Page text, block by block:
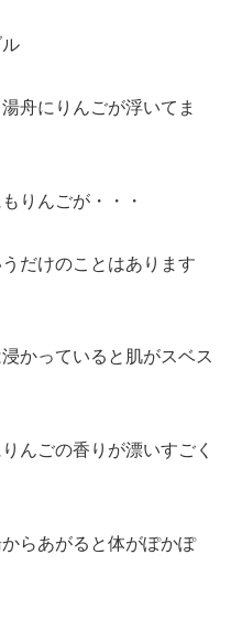
舟にりんごが浮いてま
りんごが・・・
だけのことはあります
かっていると肌がスベス
んごの香りが漂いすごく
らあがると体がぽかぽ